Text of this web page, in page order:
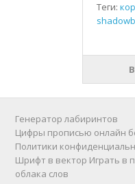
Теги:
Генератор лабиринтов
Цифры прописью онлайн
Политики
Шрифт в вектор Играть в
облака слов